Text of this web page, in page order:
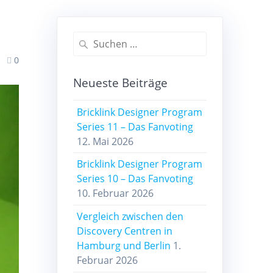
0
Suchen
Neueste Beiträge
Bricklink Designer Program
Series 11 – Das Fanvoting
12. Mai 2026
Bricklink Designer Program
Series 10 – Das Fanvoting
10. Februar 2026
Vergleich zwischen den
Discovery Centren in
Hamburg und Berlin 1.
Februar 2026